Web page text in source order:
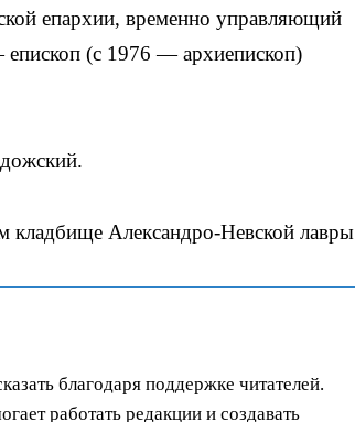
епархии, временно управляющий
(с 1976 — архиепископ)
кладбище Александро-Невской
благодаря поддержке читателей.
работать редакции и создавать